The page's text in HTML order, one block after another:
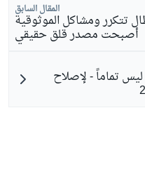
المقال السابق
تتكرر ومشاكل الموثوقية
أصبحت مصدر قلق حقيقي
ليس تماماً - لإصلاح